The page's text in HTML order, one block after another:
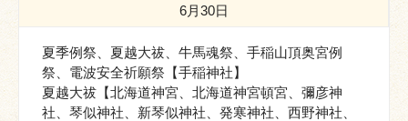
6月30日
夏季例祭、夏越大祓、牛馬魂祭、手稲山頂奥宮例
祭、電波安全祈願祭【手稲神社】
夏越大祓【北海道神宮、北海道神宮頓宮、彌彦神
社、琴似神社、新琴似神社、発寒神社、西野神社、